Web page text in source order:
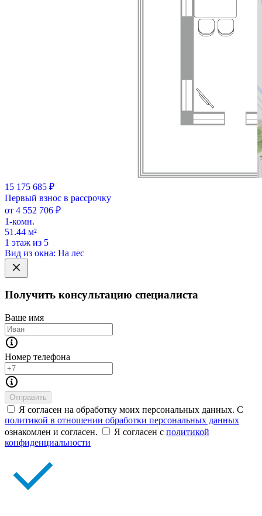
15 175 685 ₽
Первый взнос в рассрочку
от 4 552 706 ₽
1-комн.
51.44 м²
1 этаж из 5
Вид из окна: На лес
Получить консультацию специалиста
Ваше имя
Номер телефона
Отправить
Я согласен на обработку моих персональных данных. С
политикой в отношении обработки персональных данных
ознакомлен и согласен.
Я согласен с политикой
конфиденциальности